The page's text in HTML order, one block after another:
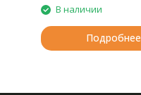
В наличии
Подробнее